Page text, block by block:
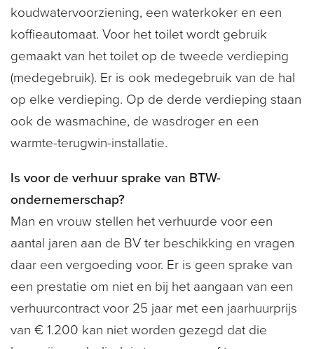
koudwatervoorziening, een waterkoker en een
koffieautomaat. Voor het toilet wordt gebruik
gemaakt van het toilet op de tweede verdieping
(medegebruik). Er is ook medegebruik van de hal
op elke verdieping. Op de derde verdieping staan
ook de wasmachine, de wasdroger en een
warmte-terugwin-installatie.
Is voor de verhuur sprake van BTW-
ondernemerschap?
Man en vrouw stellen het verhuurde voor een
aantal jaren aan de BV ter beschikking en vragen
daar een vergoeding voor. Er is geen sprake van
een prestatie om niet en bij het aangaan van een
verhuurcontract voor 25 jaar met een jaarhuurprijs
van € 1.200 kan niet worden gezegd dat die